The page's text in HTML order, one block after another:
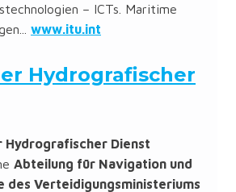
– ICTs. Maritime
www.itu.int
Hydrografischer
Hydrografischer Dienst
Abteilung für Navigation und
des Verteidigungsministeriums